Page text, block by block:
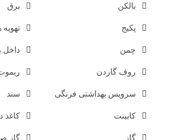
بالکن برق
پکیج تهویه
چمن داخل
روف گاردن
سرویس بهداشتی فرنگی سند
کابینت کاغذ
گاز گاز